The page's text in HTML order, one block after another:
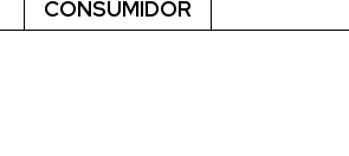
CONSUMIDOR